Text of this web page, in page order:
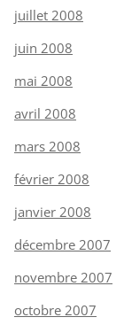
juillet 2008
juin 2008
mai 2008
avril 2008
mars 2008
février 2008
janvier 2008
décembre 2007
novembre 2007
octobre 2007